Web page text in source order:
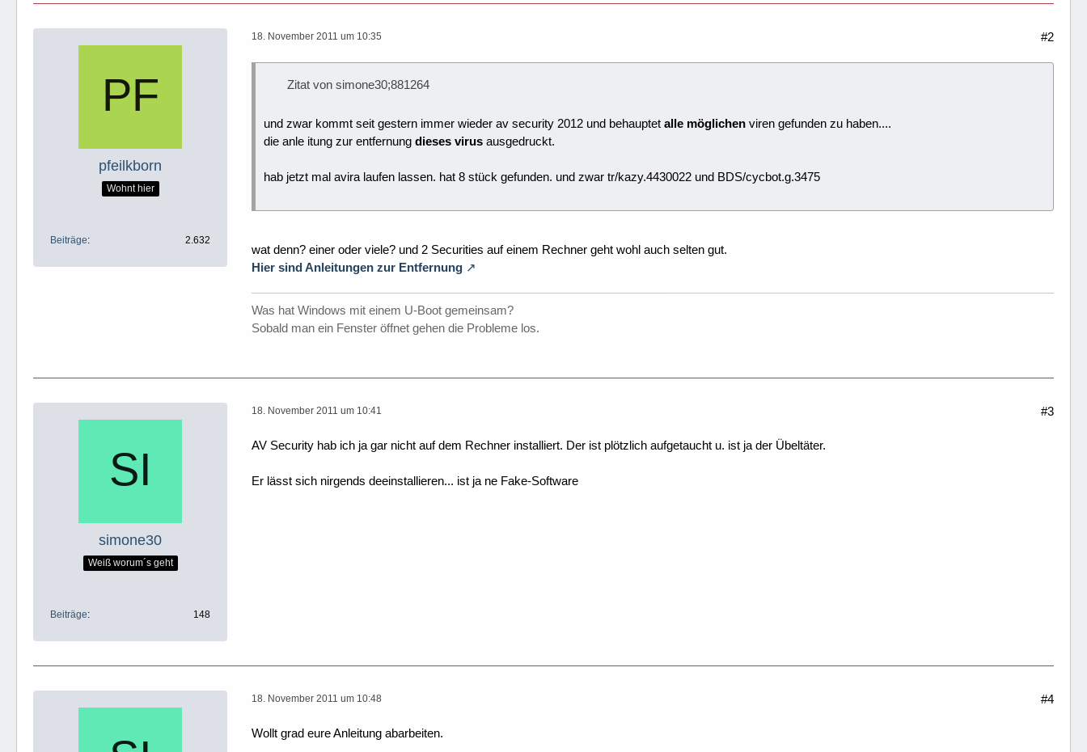
pfeilkborn
Wohnt hier
Beiträge 2.632
18. November 2011 um 10:35 #2
Zitat von simone30;881264
und zwar kommt seit gestern immer wieder av security 2012 und behauptet alle möglichen viren gefunden zu haben....
die anle itung zur entfernung dieses virus ausgedruckt.
hab jetzt mal avira laufen lassen. hat 8 stück gefunden. und zwar tr/kazy.4430022 und BDS/cycbot.g.3475
wat denn? einer oder viele? und 2 Securities auf einem Rechner geht wohl auch selten gut.
Hier sind Anleitungen zur Entfernung
Was hat Windows mit einem U-Boot gemeinsam?
Sobald man ein Fenster öffnet gehen die Probleme los.
simone30
Weiß worum´s geht
Beiträge 148
18. November 2011 um 10:41 #3
AV Security hab ich ja gar nicht auf dem Rechner installiert. Der ist plötzlich aufgetaucht u. ist ja der Übeltäter.
Er lässt sich nirgends deeinstallieren... ist ja ne Fake-Software
18. November 2011 um 10:48 #4
Wollt grad eure Anleitung abarbeiten.